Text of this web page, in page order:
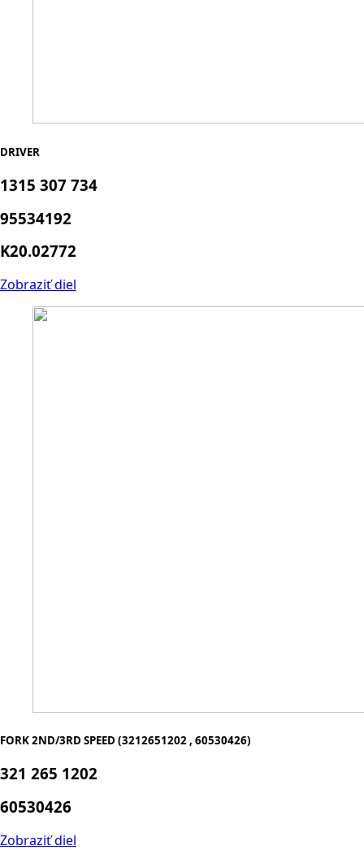
DRIVER
1315 307 734
95534192
K20.02772
Zobraziť diel
FORK 2ND/3RD SPEED (3212651202 , 60530426)
321 265 1202
60530426
Zobraziť diel